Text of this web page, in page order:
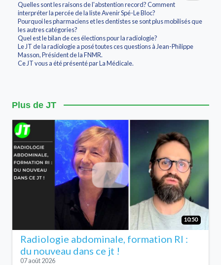
Quelles sont les raisons de l'abstention record? Comment
interpréter la percée de la liste Avenir Spé-Le Bloc?
Pourquoi les pharmaciens et les dentistes se sont plus mobilisés que
les autres catégories?
Quel est le bilan de ces élections pour la radiologie?
Le JT de la radiologie a posé toutes ces questions à Jean-Philippe
Masson, Président de la FNMR.
Ce JT vous a été présenté par La Médicale.
Plus de JT
10:50
Radiologie abdominale, formation RI :
du nouveau dans ce jt !
07 août 2026